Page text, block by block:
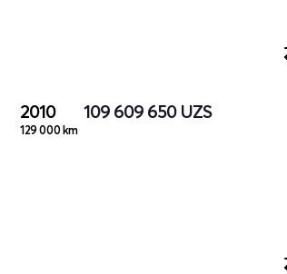
2010
129 000 km
109 609 650 UZS